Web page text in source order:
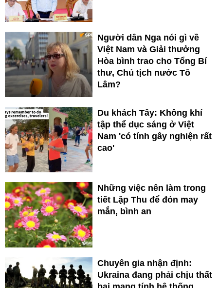
Người dân Nga nói gì về
Việt Nam và Giải thưởng
Hòa bình trao cho Tổng Bí
thư, Chủ tịch nước Tô
Lâm?
Du khách Tây: Không khí
tập thể dục sáng ở Việt
Nam 'có tính gây nghiện rất
cao'
Những việc nên làm trong
tiết Lập Thu để đón may
mắn, bình an
Chuyên gia nhận định:
Ukraina đang phải chịu thất